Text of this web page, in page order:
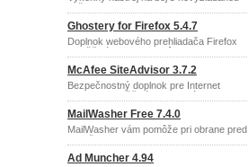
poštovým serverom (MS Exchange,
Lotus Notes/Domino, IMail,…) a sieti
internet.
poštou.
Ghostery for Firefox 5.4.7
Doplnok webového prehliadača Firefox
umožňujúci odhalenie rôznych
sledovacích techník využívaných
aktuálnou webovou stránkou a ponúka
možnosť ich blokovania.
McAfee SiteAdvisor 3.7.2
Bezpečnostný doplnok pre Internet
Explorer umožňujúci identifikáciu
nebezpečných webov (spyware,
adware, spam, vírusy, phishing, útoky na
prehliadač, scudzovanie dôverných dát).
MailWasher Free 7.4.0
MailWasher vám pomôže pri obrane pred
nevyžiadanou (spamom) alebo
zavírovanou poštou.
Ad Muncher 4.94